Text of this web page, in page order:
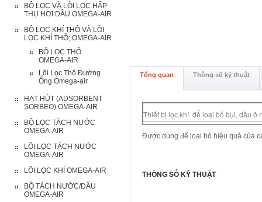
BỘ LỌC VÀ LÕI LỌC HẤP
THỤ HƠI DẦU OMEGA-AIR
BỘ LỌC KHÍ THÔ VÀ LÕI
LỌC KHÍ THÔ; OMEGA-AIR
BỘ LỌC THÔ
OMEGA-AIR
Lõi Lọc Thô Đường
Ống Omega-air
HẠT HÚT (ADSORBENT
SORBEO) OMEGA-AIR
BỘ LỌC TÁCH NƯỚC
OMEGA-AIR
LÕI LỌC TÁCH NƯỚC
OMEGA-AIR
LÕI LỌC KHÍ OMEGA-AIR
BỘ TÁCH NƯỚC/DẦU
OMEGA-AIR
Tổng quan Thông số kỹ thuật
Thiết bị lọc khí để loại bỏ bụi, dầu ô
Được dùng để loại bỏ hiệu quả của
THÔNG SỐ KỸ THUẬT